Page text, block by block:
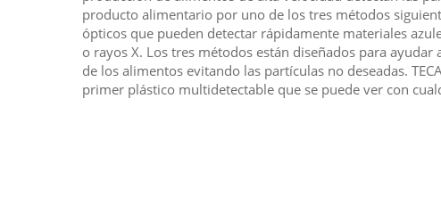
producto alimentario por uno de los tres métodos
ópticos que pueden detectar rápidamente materiales
o rayos X. Los tres métodos están diseñados para ayudar
de los alimentos evitando las partículas no deseadas.
primer plástico multidetectable que se puede ver con